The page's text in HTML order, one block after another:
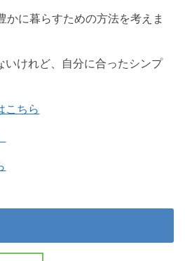
かに暮らすための方法を考えま
いけれど、自分に合ったシンプ
こちら